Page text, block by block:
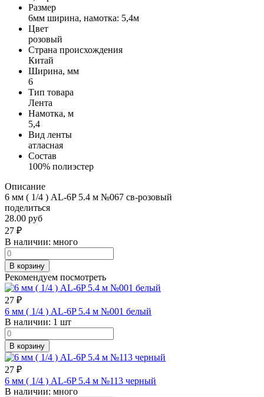
Размер
6мм ширина, намотка: 5,4м
Цвет
розовый
Страна происхождения
Китай
Ширина, мм
6
Тип товара
Лента
Намотка, м
5,4
Вид ленты
атласная
Состав
100% полиэстер
Описание
6 мм ( 1/4 ) AL-6P 5.4 м №067 св-розовый
поделиться
28.00 руб
27 ₽
В наличии: много
В корзину
Рекомендуем посмотреть
27 ₽
6 мм ( 1/4 ) AL-6P 5.4 м №001 белый
В наличии: 1 шт
В корзину
27 ₽
6 мм ( 1/4 ) AL-6P 5.4 м №113 черный
В наличии: много